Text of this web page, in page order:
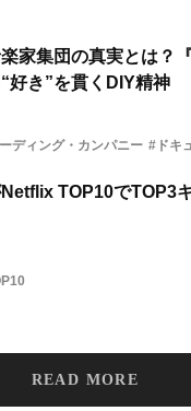
家集団の真実とは？
好き”を貫くDIY精神
ディング・カンパニー #ドキ
Netflix TOP10でTOP3
READ MORE